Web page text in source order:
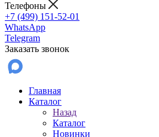
Телефоны
+7 (499) 151-52-01
WhatsApp
Telegram
Заказать звонок
Главная
Каталог
Назад
Каталог
Новинки